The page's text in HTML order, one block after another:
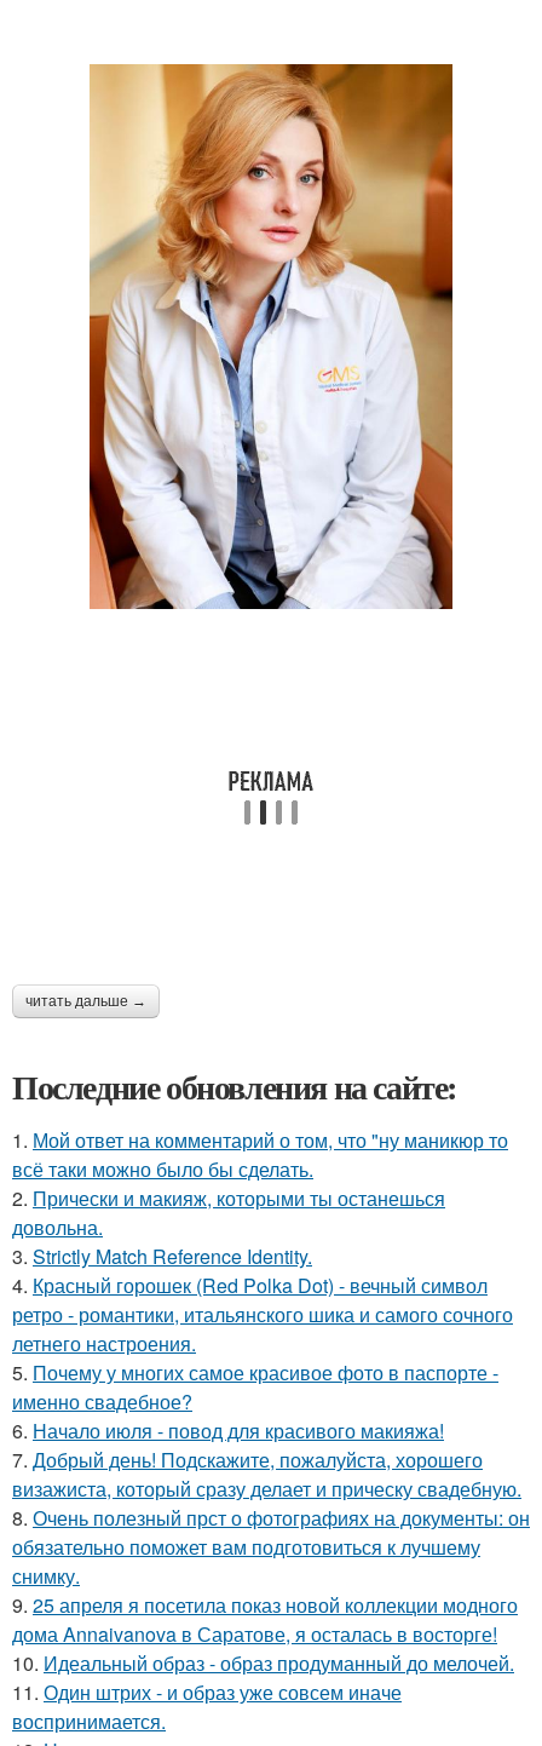
читать дальше →
Последние обновления на сайте:
1. Мой ответ на комментарий о том, что "ну маникюр то
всё таки можно было бы сделать.
2. Прически и макияж, которыми ты останешься
довольна.
3. Strictly Match Reference Identity.
4. Красный горошек (Red Polka Dot) - вечный символ
ретро - романтики, итальянского шика и самого сочного
летнего настроения.
5. Почему у многих самое красивое фото в паспорте -
именно свадебное?
6. Начало июля - повод для красивого макияжа!
7. Добрый день! Подскажите, пожалуйста, хорошего
визажиста, который сразу делает и прическу свадебную.
8. Очень полезный прст о фотографиях на документы: он
обязательно поможет вам подготовиться к лучшему
снимку.
9. 25 апреля я посетила показ новой коллекции модного
дома Annaivanova в Саратове, я осталась в восторге!
10. Идеальный образ - образ продуманный до мелочей.
11. Один штрих - и образ уже совсем иначе
воспринимается.